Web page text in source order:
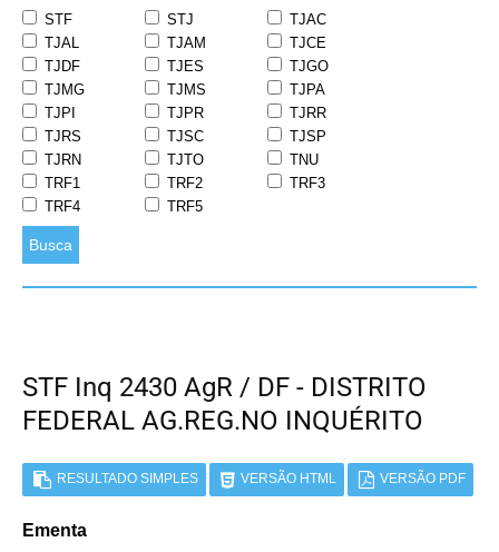
STF STJ
TJAC
TJAL
TJAM
TJCE
TJDF
TJES
TJGO
TJMG
TJMS
TJPA
TJPI
TJPR
TJRR
TJRS
TJSC
TJSP
TJRN
TJTO
TNU
TRF1
TRF2
TRF3
TRF4
TRF5
Busca
STF Inq 2430 AgR / DF - DISTRITO
FEDERAL AG.REG.NO INQUÉRITO
RESULTADO SIMPLES VERSÃO HTML VERSÃO PDF
Ementa